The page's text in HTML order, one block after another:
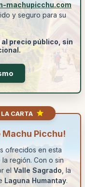
machupicchu.com
y seguro para su
precio público, sin
CARTA
Machu Picchu!
ofrecidos en esta
región. Con o sin
el Valle Sagrado , la
Laguna Humantay.